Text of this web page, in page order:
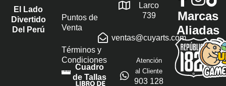
El Lado
Divertido
Del Perú
Puntos de
Venta
Términos y
Condiciones
Cuadro
de Tallas
Larco
739
ventas@cuyarts.com
Atención
al Cliente
903 128
Marcas
Aliadas